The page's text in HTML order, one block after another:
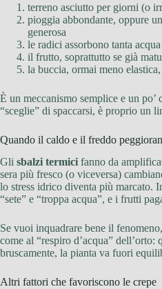
terreno asciutto per giorni (o
pioggia abbondante, oppure
generosa
le radici assorbono tanta
il frutto, soprattutto se già
la buccia, ormai meno elastica,
È un meccanismo semplice e un
“sceglie” di spaccarsi, è proprio un
Quando il caldo e il freddo
Gli sbalzi termici fanno da
sera più fresco (o viceversa)
lo stress idrico diventa più marcato.
“sete” e “troppa acqua”, e i frutti
Se vuoi inquadrare bene il
come al “respiro d’acqua” dell’orto:
bruscamente, la pianta va fuori
Altri fattori che favoriscono le crepe